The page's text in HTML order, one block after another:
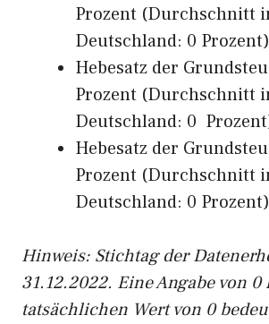
Prozent (Durchschnitt
Deutschland: 0 Prozent)
Hebesatz der
Prozent (Durchschnitt
Deutschland: 0
Hebesatz der
Prozent (Durchschnitt
Deutschland: 0 Prozent)
Hinweis: Stichtag der
31.12.2022. Eine Angabe von
tatsächlichen Wert von 0